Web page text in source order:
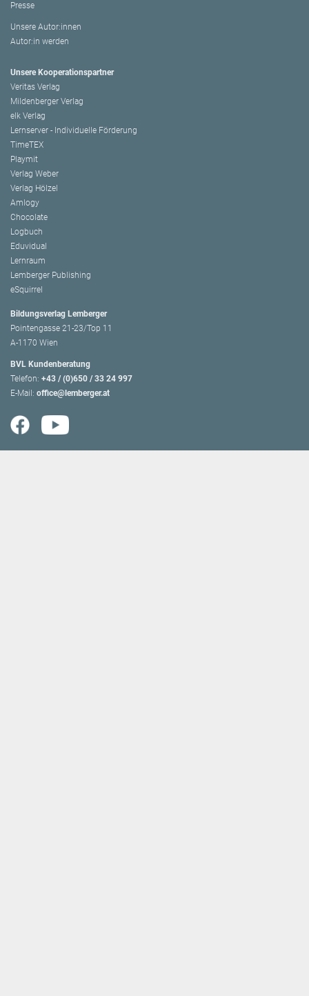
Presse
Unsere Autor:innen
Autor:in werden
Unsere Kooperationspartner
Veritas Verlag
Mildenberger Verlag
elk Verlag
Lernserver - Individuelle Förderung
TimeTEX
Playmit
Verlag Weber
Verlag Hölzel
Amlogy
Chocolate
Logbuch
Eduvidual
Lernraum
Lemberger Publishing
eSquirrel
Bildungsverlag Lemberger
Pointengasse 21-23/Top 11
A-1170 Wien
BVL Kundenberatung
Telefon: +43 / (0)650 / 33 24 997
E-Mail: office@lemberger.at